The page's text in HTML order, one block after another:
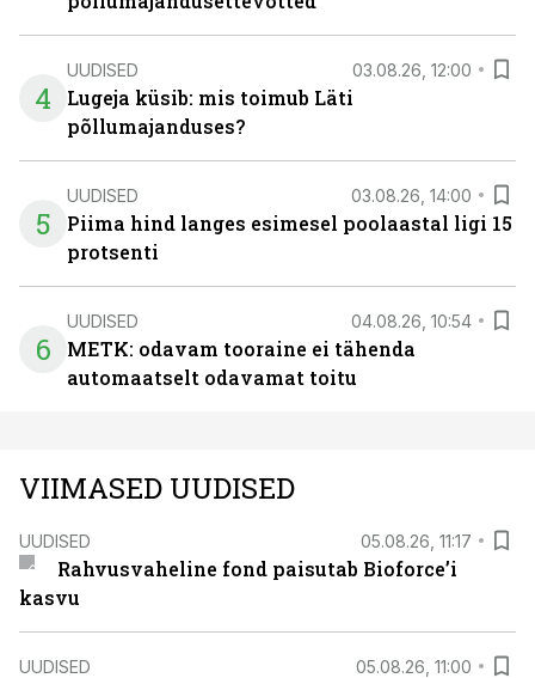
4
UUDISED 03.08.26, 12:00
Lugeja küsib: mis toimub Läti
põllumajanduses?
5
UUDISED 03.08.26, 14:00
Piima hind langes esimesel poolaastal ligi 15
protsenti
6
UUDISED 04.08.26, 10:54
METK: odavam tooraine ei tähenda
automaatselt odavamat toitu
VIIMASED UUDISED
UUDISED 05.08.26, 11:17
Rahvusvaheline fond paisutab Bioforce’i
kasvu
UUDISED 05.08.26, 11:00